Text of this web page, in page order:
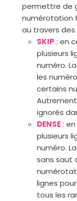
permettre de
numérotation
au travers des
SKIP : en
plusieurs
numéro.
les
certains
ignorés
DENSE:
plusieurs
numéro.
sans saut
lignes
tous les